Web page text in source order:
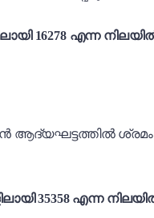
16278 എന്ന നിലയിൽ
ആദ്യഘട്ടത്തിൽ
35358 എന്ന നിലയിൽ